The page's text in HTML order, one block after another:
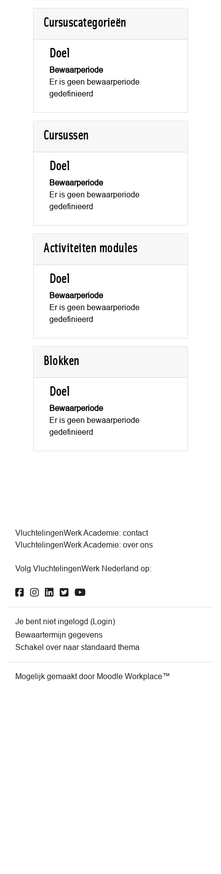
Cursuscategorieën
Doel
Bewaarperiode
Er is geen bewaarperiode
gedefinieerd
Cursussen
Doel
Bewaarperiode
Er is geen bewaarperiode
gedefinieerd
Activiteiten modules
Doel
Bewaarperiode
Er is geen bewaarperiode
gedefinieerd
Blokken
Doel
Bewaarperiode
Er is geen bewaarperiode
gedefinieerd
VluchtelingenWerk Academie: contact
VluchtelingenWerk Academie: over ons
Volg VluchtelingenWerk Nederland op:
Je bent niet ingelogd (Login)
Bewaartermijn gegevens
Schakel over naar standaard thema
Mogelijk gemaakt door Moodle Workplace™